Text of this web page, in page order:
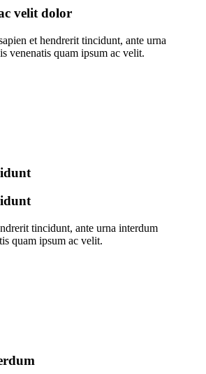
velit dolor
et hendrerit tincidunt, ante urna
venenatis quam ipsum ac velit.
tincidunt, ante urna interdum
quam ipsum ac velit.